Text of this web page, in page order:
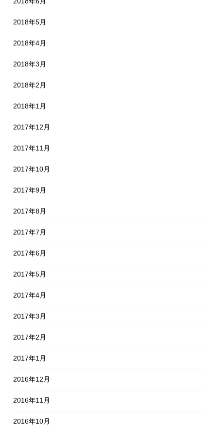
2018年5月
2018年4月
2018年3月
2018年2月
2018年1月
2017年12月
2017年11月
2017年10月
2017年9月
2017年8月
2017年7月
2017年6月
2017年5月
2017年4月
2017年3月
2017年2月
2017年1月
2016年12月
2016年11月
2016年10月